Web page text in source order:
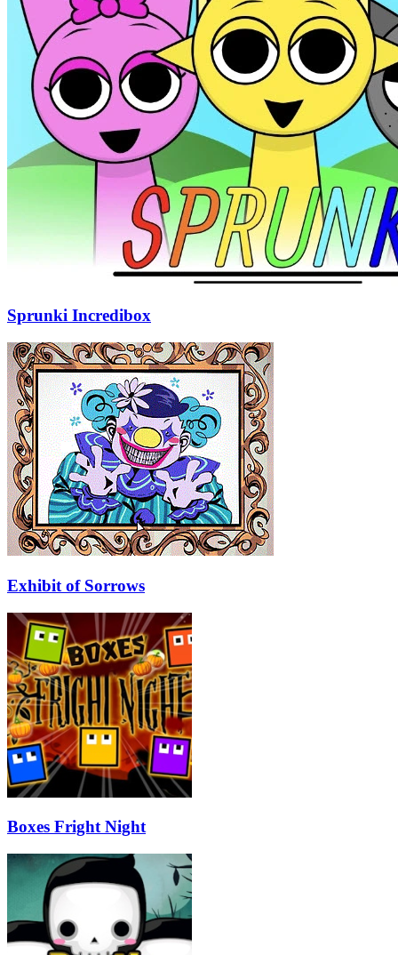
Sprunki Incredibox
Exhibit of Sorrows
Boxes Fright Night